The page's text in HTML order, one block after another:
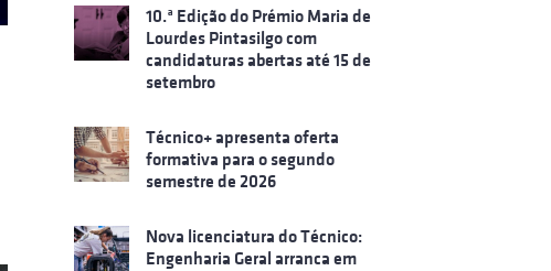
10.ª Edição do Prémio Maria de
Lourdes Pintasilgo com
candidaturas abertas até 15 de
setembro
Técnico+ apresenta oferta
formativa para o segundo
semestre de 2026
Nova licenciatura do Técnico:
Engenharia Geral arranca em